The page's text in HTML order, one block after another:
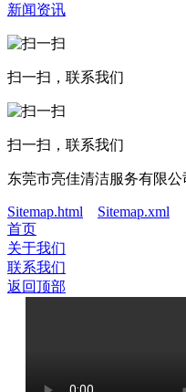
新闻资讯
扫一扫，联系我们
扫一扫，联系我们
东莞市亮佳清洁服务有限
Sitemap.html
Sitemap.xml
首页
关于我们
联系我们
返回顶部